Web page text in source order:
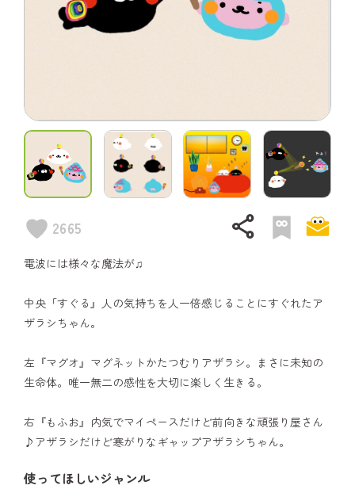
2665 share
電波には様々な魔法が♫
中央「すぐる』人の気持ちを人一倍感じることにすぐれたア
ザラシちゃん。
左『マグオ』マグネットかたつむりアザラシ。まさに未知の
生命体。唯一無二の感性を大切に楽しく生きる。
右『もふお』内気でマイペースだけど前向きな頑張り屋さん
♪アザラシだけど寒がりなギャップアザラシちゃん。
使ってほしいジャンル